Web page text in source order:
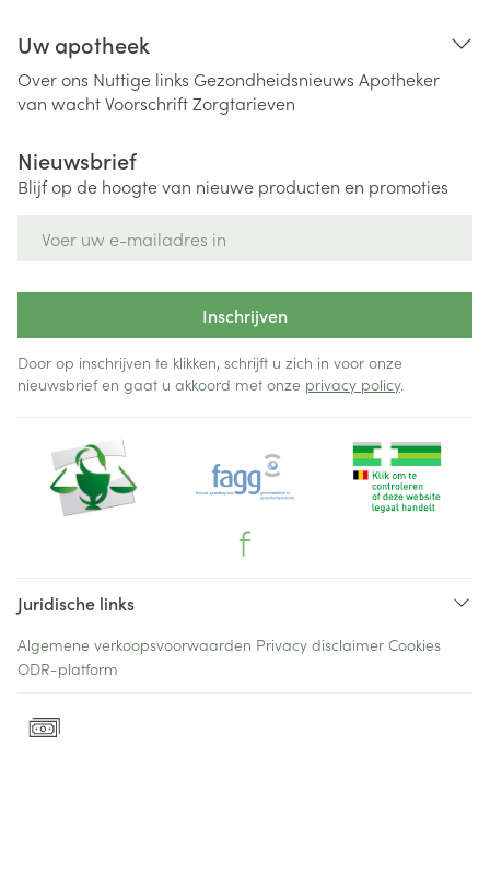
Uw apotheek
Over ons Nuttige links Gezondheidsnieuws Apotheker
van wachtVoorschriftZorgtarieven
Nieuwsbrief
Blijf op de hoogte van nieuwe producten en promoties
Inschrijven
Door op inschrijven te klikken, schrijft u zich in voor onze
nieuwsbrief en gaat u akkoord met onze privacy policy.
Juridische links
Algemene verkoopsvoorwaarden Privacy disclaimer Cookies
ODR-platform